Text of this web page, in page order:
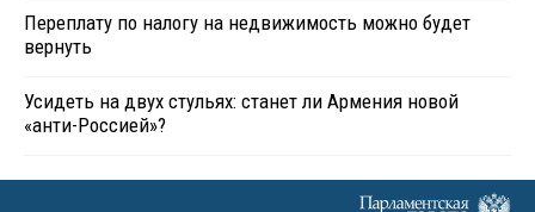
Переплату по налогу на недвижимость можно будет
вернуть
Усидеть на двух стульях: станет ли Армения новой
«анти-Россией»?